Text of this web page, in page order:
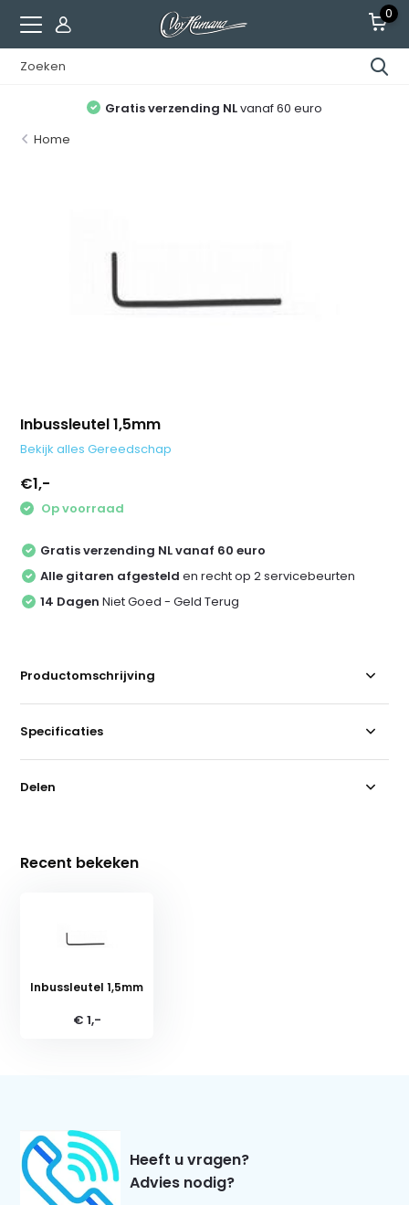
0
Gratis verzending NLvanaf 60 euro
Home
Inbussleutel 1,5mm
Bekijk alles Gereedschap
€1,-
Op voorraad
Gratis verzending NL vanaf 60 euro
Alle gitaren afgesteld en recht op 2 servicebeurten
14 Dagen Niet Goed - Geld Terug
Productomschrijving
Specificaties
Delen
Recent bekeken
Inbussleutel 1,5mm
€ 1,-
Heeft u vragen?
Advies nodig?